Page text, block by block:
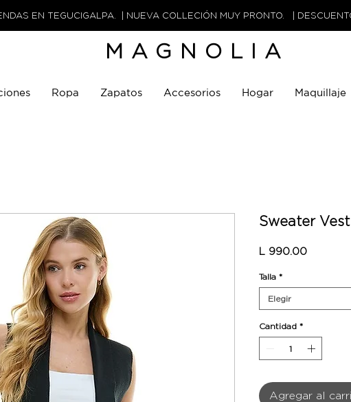
EN TEGUCIGALPA. | NUEVA COLLECIÓN MUY PRONTO. |
MAGNOLIA
Ropa Zapatos Accesorios Hogar Maquillaje
Sweater Vest
L 990.00Precio
Talla *
Elegir
Cantidad *
Agregar al